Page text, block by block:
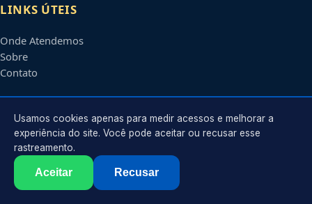
LINKS ÚTEIS
Onde Atendemos
Sobre
Contato
CONTATO
Atendimento em
contato@eletricistabelohorizonte.com.br
2026 Belo Horizonte
. Todos os direitos reservados.
Usamos cookies apenas para medir acessos e melhorar a
experiência do site. Você pode aceitar ou recusar esse
rastreamento.
Aceitar Recusar